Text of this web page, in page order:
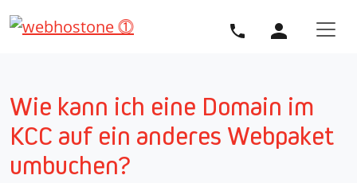
Wie kann ich eine Domain im
KCC auf ein anderes Webpaket
umbuchen?